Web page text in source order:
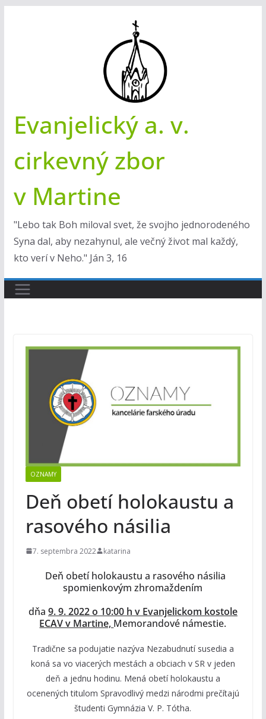
Evanjelický a. v.
cirkevný zbor
v Martine
"Lebo tak Boh miloval svet, že svojho jednorodeného
Syna dal, aby nezahynul, ale večný život mal každý,
kto verí v Neho." Ján 3, 16
OZNAMY
Deň obetí holokaustu a
rasového násilia
7. septembra 2022 katarina
Deň obetí holokaustu a rasového násilia
spomienkovým zhromaždením
dňa 9. 9. 2022 o 10:00 h v Evanjelickom kostole
ECAV v Martine, Memorandové námestie.
Tradične sa podujatie nazýva Nezabudnutí susedia a
koná sa vo viacerých mestách a obciach v SR v jeden
deň a jednu hodinu. Mená obetí holokaustu a
ocenených titulom Spravodlivý medzi národmi prečítajú
študenti Gymnázia V. P. Tótha.